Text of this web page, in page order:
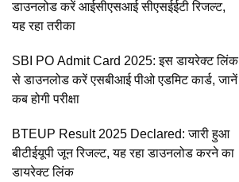
डाउनलोड करें आईसीएसआई सीएसईईटी रिजल्ट,
यह रहा तरीका
SBI PO Admit Card 2025: इस डायरेक्ट लिंक
से डाउनलोड करें एसबीआई पीओ एडमिट कार्ड, जानें
कब होगी परीक्षा
BTEUP Result 2025 Declared: जारी हुआ
बीटीईयूपी जून रिजल्ट, यह रहा डाउनलोड करने का
डायरेक्ट लिंक